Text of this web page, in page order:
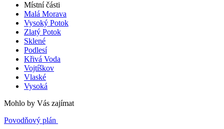
Místní části
Malá Morava
Vysoký Potok
Zlatý Potok
Sklené
Podlesí
Křivá Voda
Vojtíškov
Vlaské
Vysoká
Mohlo by Vás zajímat
Povodňový plán